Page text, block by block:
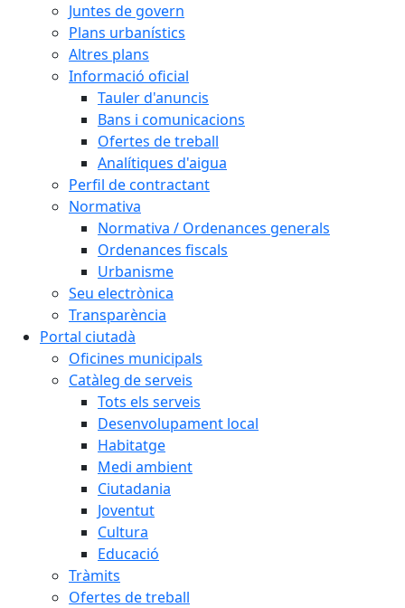
Juntes de govern
Plans urbanístics
Altres plans
Informació oficial
Tauler d'anuncis
Bans i comunicacions
Ofertes de treball
Analítiques d'aigua
Perfil de contractant
Normativa
Normativa / Ordenances generals
Ordenances fiscals
Urbanisme
Seu electrònica
Transparència
Portal ciutadà
Oficines municipals
Catàleg de serveis
Tots els serveis
Desenvolupament local
Habitatge
Medi ambient
Ciutadania
Joventut
Cultura
Educació
Tràmits
Ofertes de treball